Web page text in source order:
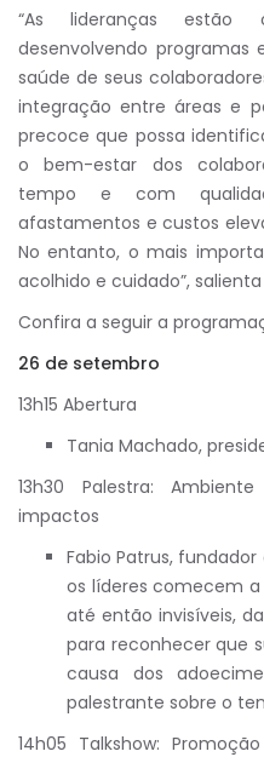
“As lideranças
desenvolvendo programas
saúde de seus
integração entre áreas e
precoce que possa
o bem-estar dos
tempo e com
afastamentos e custos
No entanto, o mais
acolhido e cuidado”,
Confira a seguir a
26 de setembro
13h15 Abertura
Tania Machado,
13h30 Palestra:
impactos
Fabio Patrus,
os líderes comecem a
até então invisíveis,
para reconhecer que
causa dos
palestrante sobre o
14h05 Talkshow: